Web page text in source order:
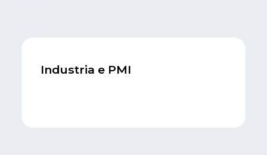
Industria e PMI